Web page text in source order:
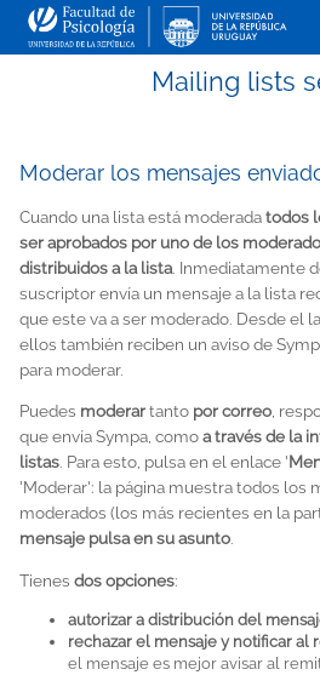
Mailing lists
Moderar los mensajes
Cuando una lista está moderadatodos
ser aprobados por uno de los
distribuidos a la lista . Inmediatamente
suscriptor envía un mensaje a la lista
que este va a ser moderado. Desde el
ellos también reciben un aviso de
para moderar.
Puedes moderartanto por correo ,
que envía Sympa, comoa través de la
listas . Para esto, pulsa en el enlace '
'Moderar': la página muestra todos los
moderados (los más recientes en la
mensaje pulsa en su asunto
Tienes dos opciones:
autorizar a distribución del
rechazar el mensaje y notificar al
el mensaje es mejor avisar al